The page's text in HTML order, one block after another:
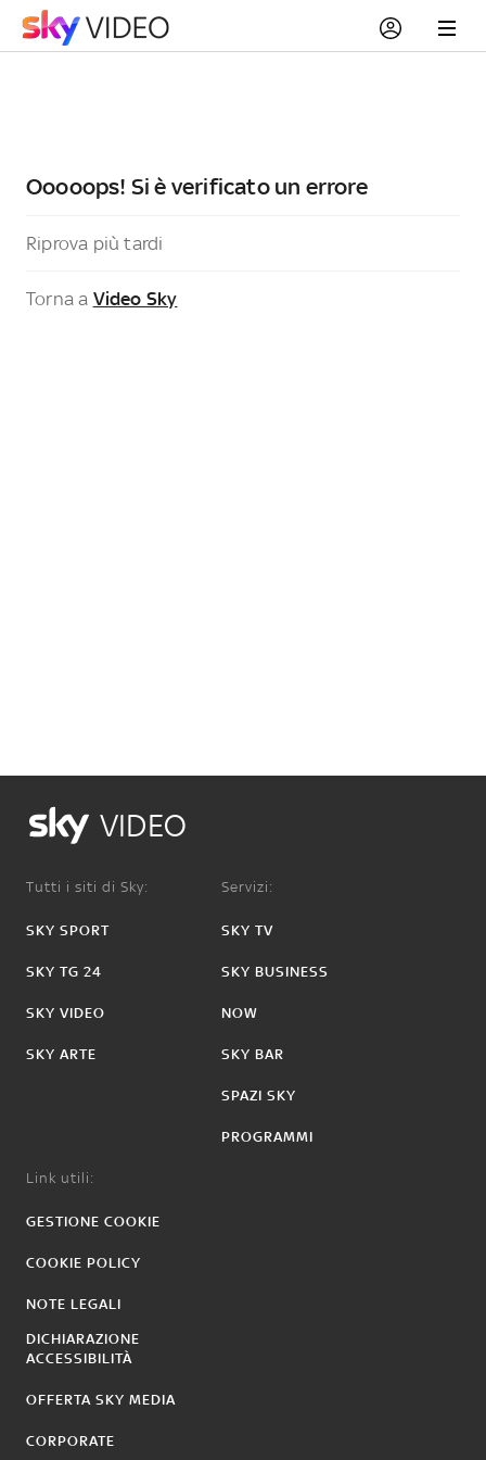
Ooooops! Si è verificato un errore
Riprova più tardi
Torna a Video Sky
VIDEO
Tutti i siti di Sky:
SKY SPORT
SKY TG 24
SKY VIDEO
SKY ARTE
Servizi:
SKY TV
SKY BUSINESS
NOW
SKY BAR
SPAZI SKY
PROGRAMMI
Link utili:
GESTIONE COOKIE
COOKIE POLICY
NOTE LEGALI
DICHIARAZIONE
ACCESSIBILITÀ
OFFERTA SKY MEDIA
CORPORATE